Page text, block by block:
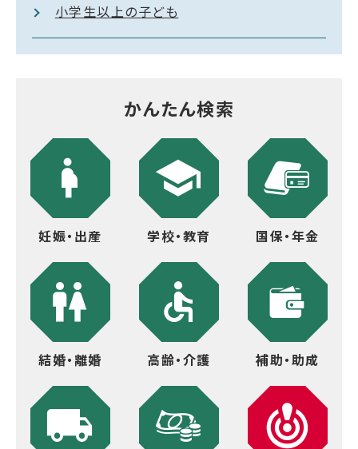
小学生以上の子ども
かんたん検索
妊娠・出産 学校・教育 国保・年金
結婚・離婚 高齢・介護 補助・助成